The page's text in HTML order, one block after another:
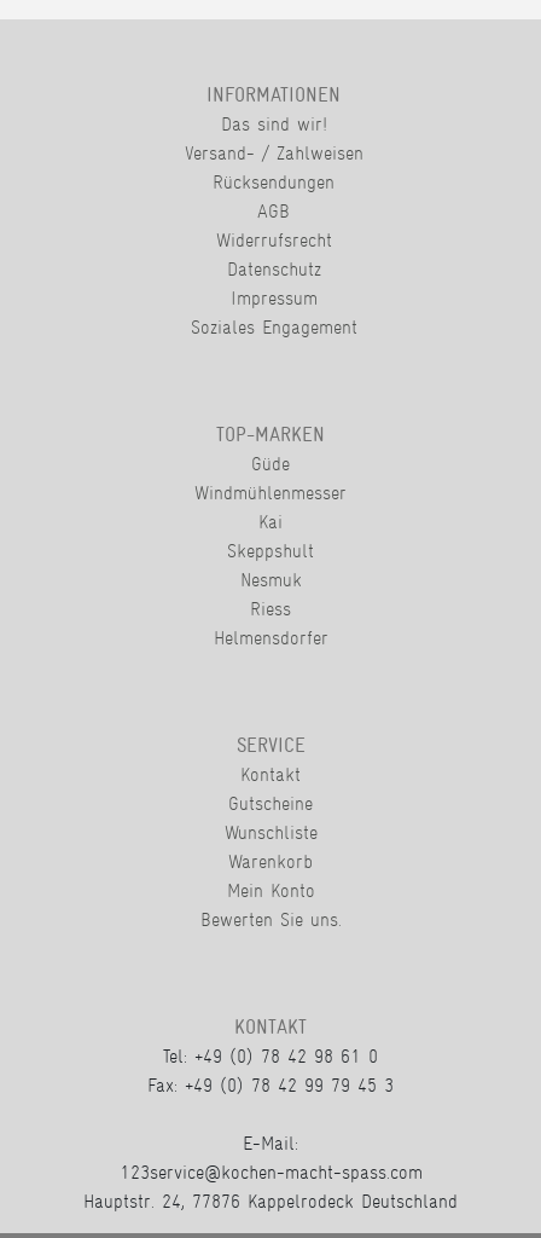
INFORMATIONEN
Das sind wir!
Versand- / Zahlweisen
Rücksendungen
AGB
Widerrufsrecht
Datenschutz
Impressum
Soziales Engagement
TOP-MARKEN
Güde
Windmühlenmesser
Kai
Skeppshult
Nesmuk
Riess
Helmensdorfer
SERVICE
Kontakt
Gutscheine
Wunschliste
Warenkorb
Mein Konto
Bewerten Sie uns.
KONTAKT
Tel: +49 (0) 78 42 98 61 0
Fax: +49 (0) 78 42 99 79 45 3
E-Mail:
123service@kochen-macht-spass.com
Hauptstr. 24, 77876 Kappelrodeck Deutschland